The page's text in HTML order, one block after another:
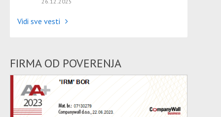
Vidi sve vesti
FIRMA OD POVERENJA